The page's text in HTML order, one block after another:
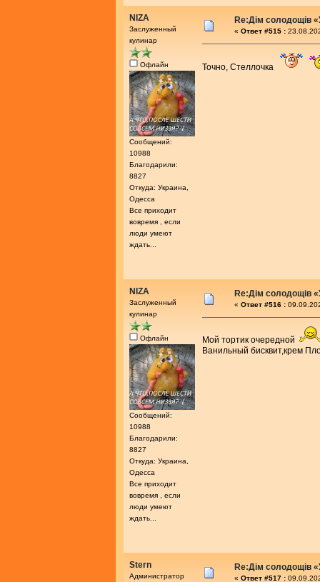
NIZA
Заслуженный
кулинар
Офлайн
Сообщений:
10988
Благодарили:
8827
Откуда: Украина,
Одесса
Все приходит
вовремя , если
люди умеют
ждать...
Re:Дім солодощів
« Ответ #515 :
Точно, Стеллочка
NIZA
Заслуженный
кулинар
Офлайн
Сообщений:
10988
Благодарили:
8827
Откуда: Украина,
Одесса
Все приходит
вовремя , если
люди умеют
ждать...
Re:Дім солодощів
« Ответ #516 :
Мой тортик очередной
Ванильный бисквит,крем
Stern
Администратор
Re:Дім солодощів
« Ответ #517 :